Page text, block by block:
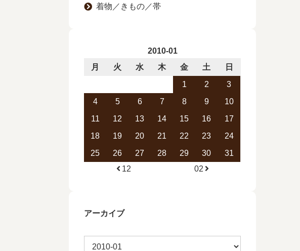
着物／きもの／帯
2010-01
月
火 水 木 金 土
日
1
2
3
4
5 6 7 8 9
10
11
12 13 14 15 16
17
18
19 20 21 22 23
24
25
26 27 28 29 30
31
12
02
アーカイブ